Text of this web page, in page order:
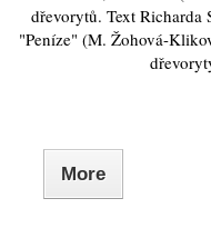
dřevorytů. Text Richarda
"Peníze" (M. Žohová-
More